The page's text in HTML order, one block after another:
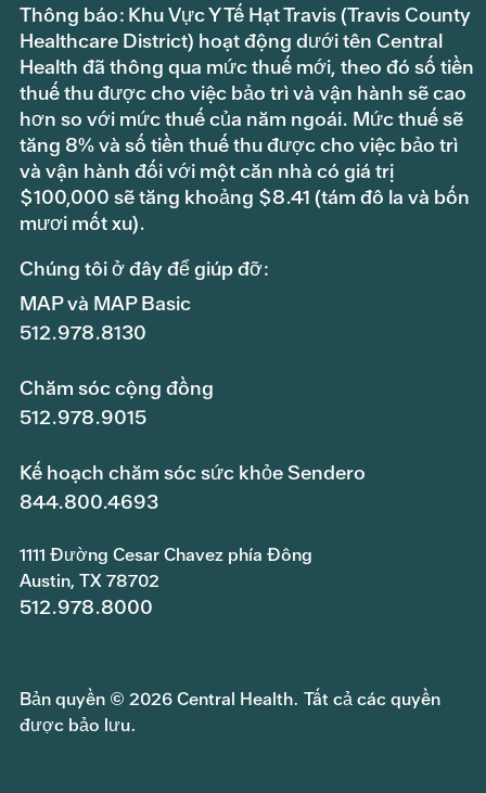
Thông báo: Khu Vực Y Tế Hạt Travis (Travis County
Healthcare District) hoạt động dưới tên Central
Health đã thông qua mức thuế mới, theo đó số tiền
thuế thu được cho việc bảo trì và vận hành sẽ cao
hơn so với mức thuế của năm ngoái. Mức thuế sẽ
tăng 8% và số tiền thuế thu được cho việc bảo trì
và vận hành đối với một căn nhà có giá trị
$100,000 sẽ tăng khoảng $8.41 (tám đô la và bốn
mươi mốt xu).
Chúng tôi ở đây để giúp đỡ:
MAP và MAP Basic
512.978.8130
Chăm sóc cộng đồng
512.978.9015
Kế hoạch chăm sóc sức khỏe Sendero
844.800.4693
1111 Đường Cesar Chavez phía Đông
Austin, TX 78702
512.978.8000
Bản quyền © 2026 Central Health. Tất cả các quyền
được bảo lưu.